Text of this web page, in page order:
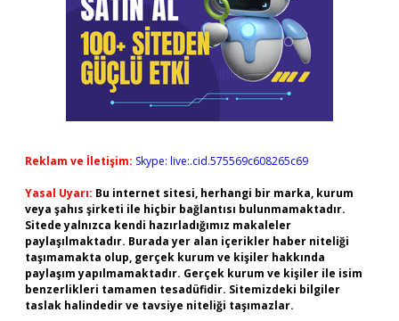
Reklam ve İletişim: Skype: live:.cid.575569c608265c69
Yasal Uyarı: Bu internet sitesi, herhangi bir marka, kurum
veya şahıs şirketi ile hiçbir bağlantısı bulunmamaktadır.
Sitede yalnızca kendi hazırladığımız makaleler
paylaşılmaktadır. Burada yer alan içerikler haber niteliği
taşımamakta olup, gerçek kurum ve kişiler hakkında
paylaşım yapılmamaktadır. Gerçek kurum ve kişiler ile isim
benzerlikleri tamamen tesadüfidir. Sitemizdeki bilgiler
taslak halindedir ve tavsiye niteliği taşımazlar.